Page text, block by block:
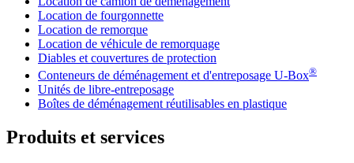
Location de fourgonnette
Location de remorque
Location de véhicule de remorquage
Diables et couvertures de protection
Conteneurs de déménagement et d'entreposage U-Box®
Unités de libre-entreposage
Boîtes de déménagement réutilisables en plastique
Produits et services